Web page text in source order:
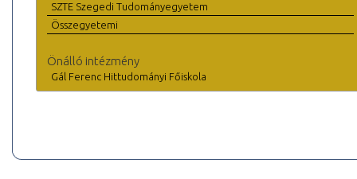
SZTE Szegedi Tudományegyetem
Összegyetemi
Önálló intézmény
Gál Ferenc Hittudományi Főiskola